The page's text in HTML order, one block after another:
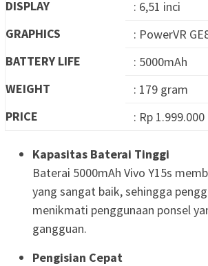
DISPLAY
: 6,51 inci
GRAPHICS
: PowerVR
BATTERY LIFE
: 5000mAh
WEIGHT
: 179 gram
PRICE
: Rp 1.999.000
Kapasitas Baterai Tinggi
Baterai 5000mAh Vivo Y15s
yang sangat baik, sehingga
menikmati penggunaan ponsel
gangguan.
Pengisian Cepat